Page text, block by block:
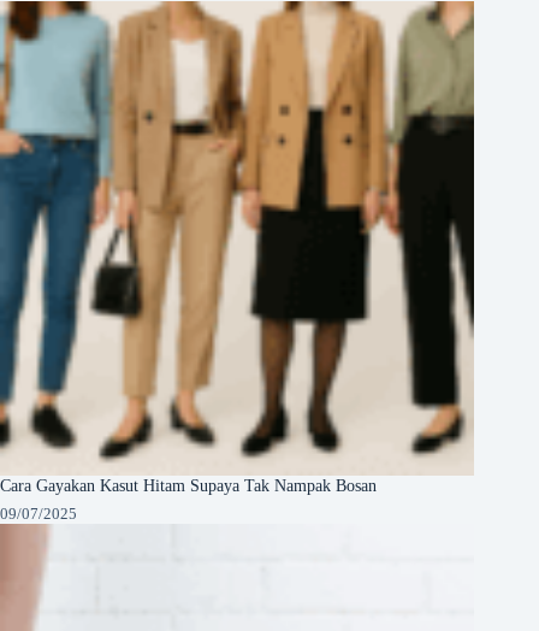
Cara Gayakan Kasut Hitam Supaya Tak Nampak Bosan
09/07/2025